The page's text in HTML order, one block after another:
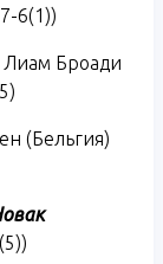
6(1))
Лиам Броади
(Бельгия)